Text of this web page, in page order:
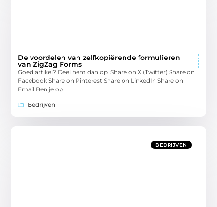
De voordelen van zelfkopiërende formulieren
van ZigZag Forms
Goed artikel? Deel hem dan op: Share on X (Twitter) Share on
Facebook Share on Pinterest Share on LinkedIn Share on
Email Ben je op
Bedrijven
BEDRIJVEN